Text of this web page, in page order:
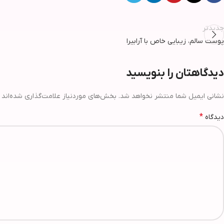
جدیدتر
پوست سالم، زیبایی خاص با آرابیرا
دیدگاهتان را بنویسید
نشانی ایمیل شما منتشر نخواهد شد. بخش‌های موردنیاز علامت‌گذاری شده‌اند
دیدگاه *